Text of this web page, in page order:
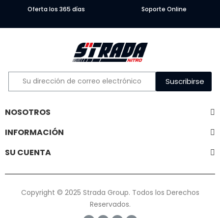
Oferta los 365 días Soporte Online
Suscribirse
NOSOTROS
INFORMACIÓN
SU CUENTA
Copyright © 2025 Strada Group. Todos los Derechos
Reservados.